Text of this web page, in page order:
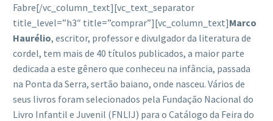
Fabre[/vc_column_text][vc_text_separator
title_level=”h3″ title=”comprar”][vc_column_text]Marco
Haurélio, escritor, professor e divulgador da literatura de
cordel, tem mais de 40 títulos publicados, a maior parte
dedicada a este gênero que conheceu na infância, passada
na Ponta da Serra, sertão baiano, onde nasceu. Vários de
seus livros foram selecionados pela Fundação Nacional do
Livro Infantil e Juvenil (FNLIJ) para o Catálogo da Feira do